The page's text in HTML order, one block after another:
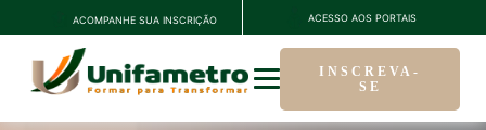
ACOMPANHE SUA INSCRIÇÃO ACESSO AOS PORTAIS
INSCREVA-
SE